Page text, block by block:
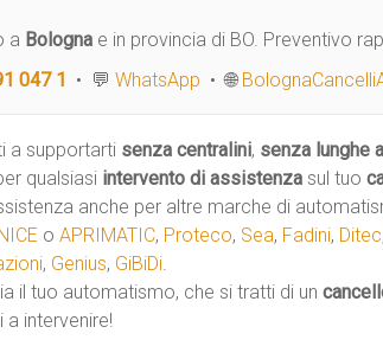
a Bologna e in provincia di BO. Preventivo
047 1 • 💬 WhatsApp • 🌐
a supportarti senza centralini, senza lunghe
qualsiasi intervento di assistenza sul tuo
anche per altre marche di
o APRIMATIC, Proteco, Sea, Fadini, Ditec
, Genius, GiBiDi.
il tuo automatismo, che si tratti di un
a intervenire!